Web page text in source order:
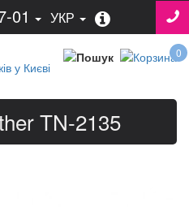
01 УКР
0
TN-2135